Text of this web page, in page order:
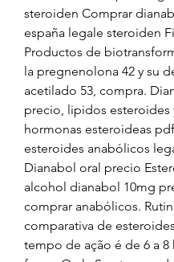
steroiden Comprar
españa legale steroiden
Productos de
la pregnenolona 42 y su
acetilado 53, compra.
precio, lipidos esteroides
hormonas esteroideas
esteroides anabólicos
Dianabol oral precio
alcohol dianabol 10mg
comprar anabólicos.
comparativa de
tempo de ação é de 6 a 8